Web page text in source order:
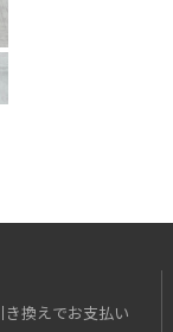
換えでお支払い